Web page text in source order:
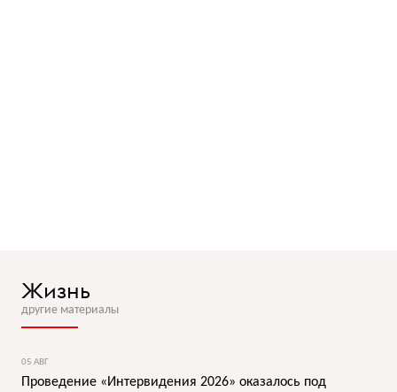
Жизнь
другие материалы
05 АВГ
Проведение «Интервидения 2026» оказалось под